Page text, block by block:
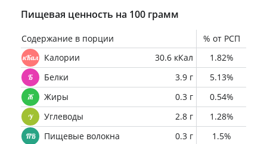
Пищевая ценность на 100 грамм
Содержание в порции
% от РСП
Калории
30.6 кКал
1.82%
Белки
3.9 г
5.13%
Жиры
0.3 г
0.54%
Углеводы
2.8 г
1.28%
Пищевые волокна
0.3 г
1.5%